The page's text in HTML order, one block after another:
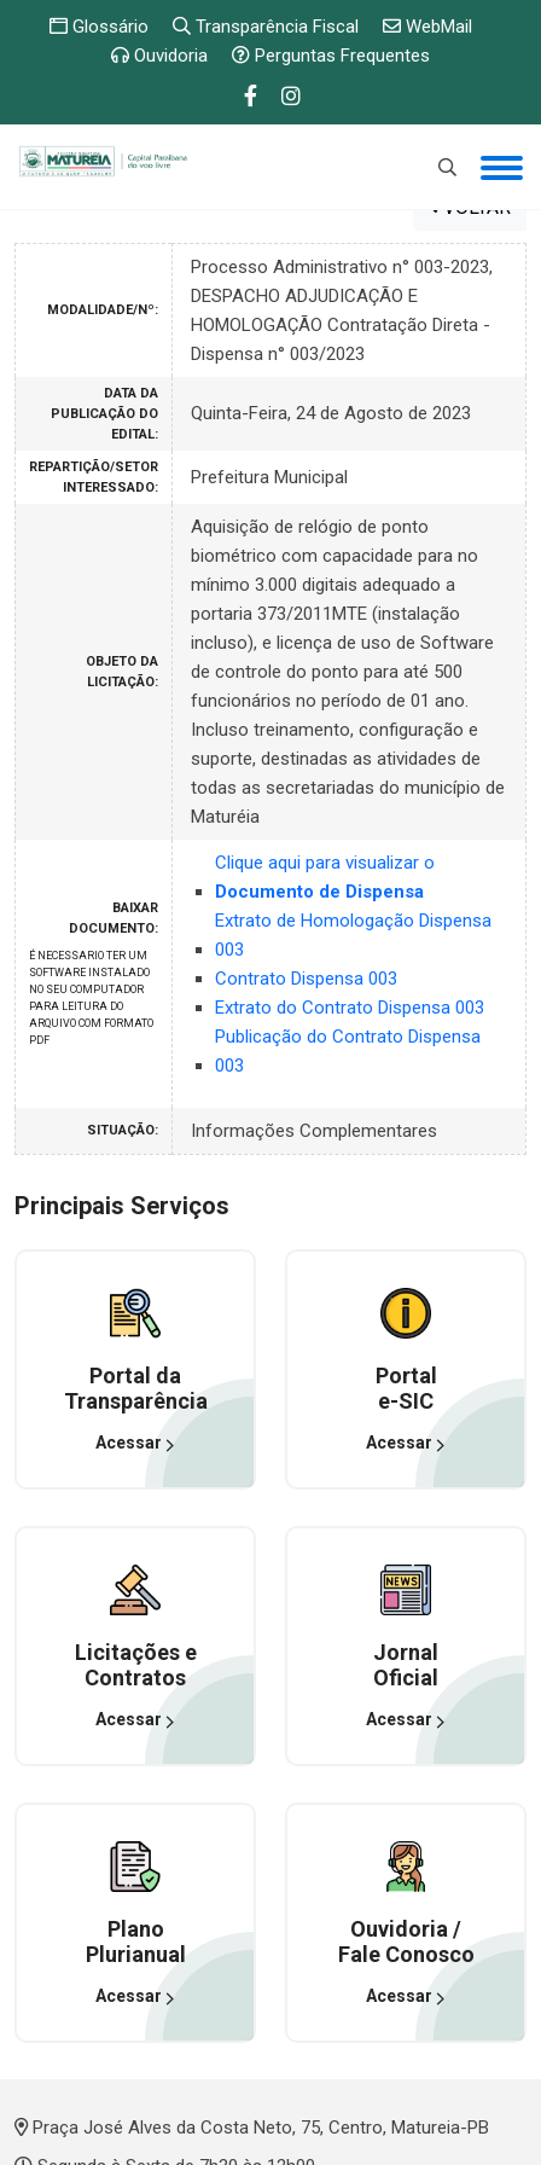
Glossário Transparência Fiscal
WebMail
Ouvidoria
Perguntas Frequentes
VOLTAR
MODALIDADE/Nº:
Processo Administrativo n° 003-2023,
DESPACHO ADJUDICAÇÃO E
HOMOLOGAÇÃO Contratação Direta -
Dispensa n° 003/2023
DATA DA
PUBLICAÇÃO DO
EDITAL:
Quinta-Feira, 24 de Agosto de 2023
REPARTIÇÃO/SETOR
INTERESSADO:
Prefeitura Municipal
OBJETO DA
LICITAÇÃO:
Aquisição de relógio de ponto
biométrico com capacidade para no
mínimo 3.000 digitais adequado a
portaria 373/2011MTE (instalação
incluso), e licença de uso de Software
de controle do ponto para até 500
funcionários no período de 01 ano.
Incluso treinamento, configuração e
suporte, destinadas as atividades de
todas as secretariadas do município de
Maturéia
BAIXAR
DOCUMENTO:
É NECESSARIO TER UM
SOFTWARE INSTALADO
NO SEU COMPUTADOR
PARA LEITURA DO
ARQUIVO COM FORMATO
PDF
Clique aqui para visualizar o
Documento de Dispensa
Extrato de Homologação Dispensa
003
Contrato Dispensa 003
Extrato do Contrato Dispensa 003
Publicação do Contrato Dispensa
003
SITUAÇÃO: Informações Complementares
Principais Serviços
Portal da
Transparência
Acessar
Portal
e-SIC
Acessar
Licitações e
Contratos
Acessar
Jornal
Oficial
Acessar
Plano
Plurianual
Acessar
Ouvidoria /
Fale Conosco
Acessar
Praça José Alves da Costa Neto, 75, Centro, Matureia-PB